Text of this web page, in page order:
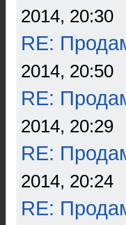
2014, 20:30
RE:
2014, 20:50
RE:
2014, 20:29
RE:
2014, 20:24
RE: